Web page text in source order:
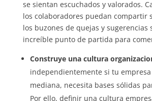
se sientan escuchados y valorados.
los colaboradores puedan compartir
los buzones de quejas y sugerencias
increíble punto de partida para
Construye una cultura
independientemente si tu
mediana, necesita bases sólidas
Por ello, definir una cultura